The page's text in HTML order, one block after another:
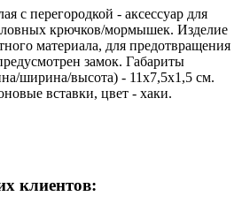
с перегородкой - аксессуар для
крючков/мормышек. Изделие
материала, для предотвращения
замок. Габариты
ширина/высота) - 11х7,5х1,5 см.
вставки, цвет - хаки.
клиентов: